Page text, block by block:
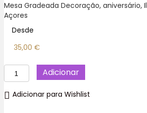
Mesa Gradeada Decoração, aniversário,
Açores
Desde
35,00 €
Quantidade
de
Mesa
Oval
Adicionar
Adicionar para Wishlist